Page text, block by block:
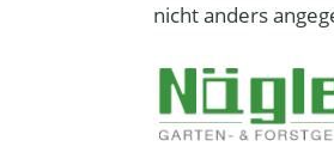
nicht anders